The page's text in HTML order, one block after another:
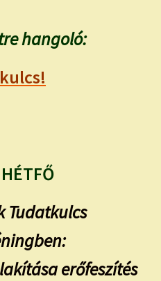
hangoló:
Tudatkulcs
erőfeszítés